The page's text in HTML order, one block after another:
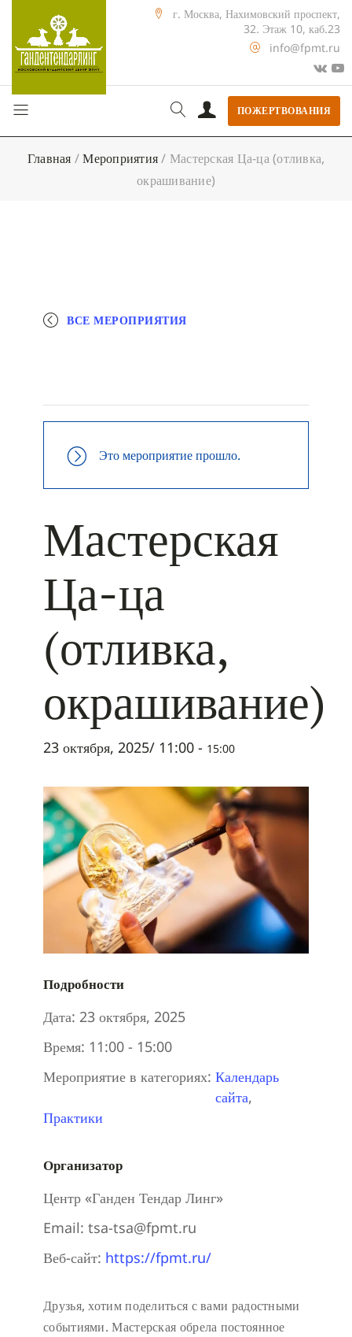
г. Москва, Нахимовский проспект,
32. Этаж 10, каб.23
info@fpmt.ru
ПОЖЕРТВОВАНИЯ
Главная /Мероприятия/ Мастерская Ца-ца (отливка,
окрашивание)
ВСЕ МЕРОПРИЯТИЯ
Это мероприятие прошло.
Мастерская
Ца-ца
(отливка,
окрашивание)
23 октября, 2025/ 11:00 - 15:00
Подробности
Дата: 23 октября, 2025
Время: 11:00 - 15:00
Мероприятие в категориях: Календарь
сайта,
Практики
Организатор
Центр «Ганден Тендар Линг»
Email: tsa-tsa@fpmt.ru
Веб-сайт: https://fpmt.ru/
Друзья, хотим поделиться с вами радостными
событиями. Мастерская обрела постоянное